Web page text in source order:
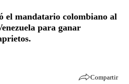
el mandatario colombiano al
para ganar
Compartir